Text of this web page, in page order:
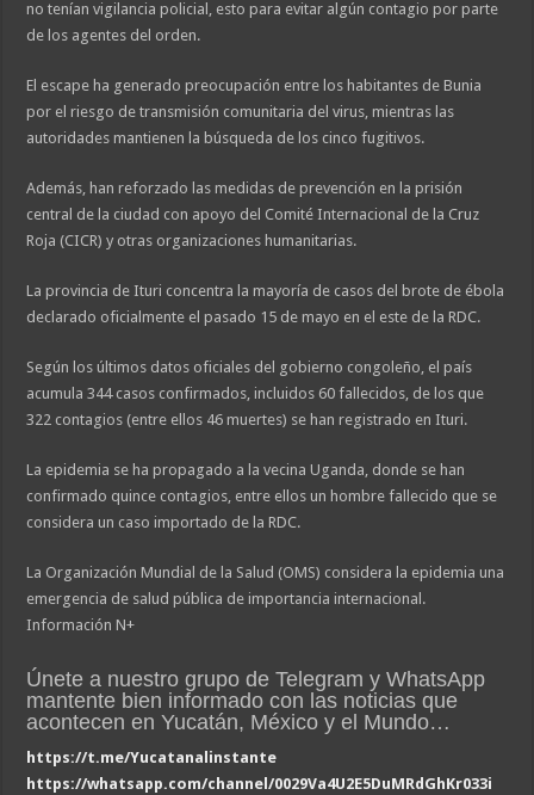
no tenían vigilancia policial, esto para evitar algún contagio por parte
de los agentes del orden.
El escape ha generado preocupación entre los habitantes de Bunia
por el riesgo de transmisión comunitaria del virus, mientras las
autoridades mantienen la búsqueda de los cinco fugitivos.
Además, han reforzado las medidas de prevención en la prisión
central de la ciudad con apoyo del Comité Internacional de la Cruz
Roja (CICR) y otras organizaciones humanitarias.
La provincia de Ituri concentra la mayoría de casos del brote de ébola
declarado oficialmente el pasado 15 de mayo en el este de la RDC.
Según los últimos datos oficiales del gobierno congoleño, el país
acumula 344 casos confirmados, incluidos 60 fallecidos, de los que
322 contagios (entre ellos 46 muertes) se han registrado en Ituri.
La epidemia se ha propagado a la vecina Uganda, donde se han
confirmado quince contagios, entre ellos un hombre fallecido que se
considera un caso importado de la RDC.
La Organización Mundial de la Salud (OMS) considera la epidemia una
emergencia de salud pública de importancia internacional.
Información N+
Únete a nuestro grupo de Telegram y WhatsApp
mantente bien informado con las noticias que
acontecen en Yucatán, México y el Mundo…
https://t.me/Yucatanalinstante
https://whatsapp.com/channel/0029Va4U2E5DuMRdGhKr033i